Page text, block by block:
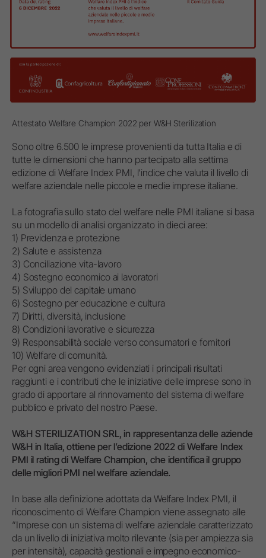
Attestato Welfare Champion 2022 per W&H Sterilization
Sono oltre 6.500 le imprese provenienti da tutta Italia e di
tutte le dimensioni che hanno partecipato alla settima
edizione di Welfare Index PMI, l’indice che valuta il livello di
welfare aziendale nelle piccole e medie imprese italiane.
La fotografia sullo stato del welfare nelle PMI italiane si basa
su un modello di analisi organizzato in dieci aree:
1) Previdenza e protezione
2) Salute e assistenza
3) Conciliazione vita-lavoro
4) Sostegno economico ai lavoratori
5) Sviluppo del capitale umano
6) Sostegno per educazione e cultura
7) Diritti, diversità, inclusione
8) Condizioni lavorative e sicurezza
9) Responsabilità sociale verso consumatori e fornitori
10) Welfare di comunità.
Per ogni area vengono evidenziati i principali risultati
raggiunti e i contributi che le iniziative delle imprese sono in
grado di apportare al rinnovamento del sistema di welfare
pubblico e privato del nostro Paese.
W&H STERILIZATION SRL, in rappresentanza delle aziende
W&H in Italia, ottiene per l’edizione 2022 di Welfare Index
PMI il rating di Welfare Champion, che identifica il gruppo
delle migliori PMI nel welfare aziendale.
In base alla definizione adottata da Welfare Index PMI, il
riconoscimento di Welfare Champion viene assegnato alle
“Imprese con un sistema di welfare aziendale caratterizzato
da un livello di iniziativa molto rilevante (sia per ampiezza sia
per intensità), capacità gestionali e impegno economico-